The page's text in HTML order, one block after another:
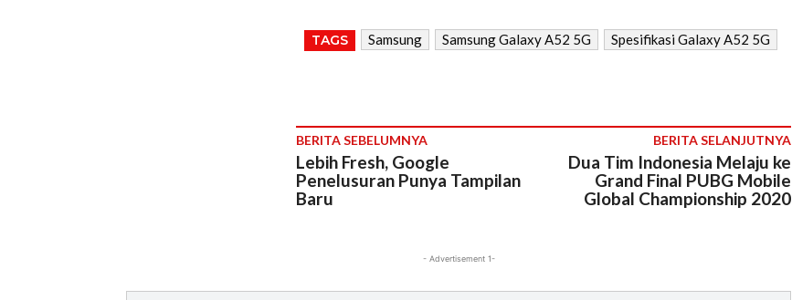
TAGS Samsung Samsung Galaxy A52 5G Spesifikasi Galaxy A52 5G
BERITA SEBELUMNYA
Lebih Fresh, Google
Penelusuran Punya Tampilan
Baru
BERITA SELANJUTNYA
Dua Tim Indonesia Melaju ke
Grand Final PUBG Mobile
Global Championship 2020
- Advertisement 1-